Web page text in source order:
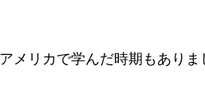
メリカで学んだ時期もありま